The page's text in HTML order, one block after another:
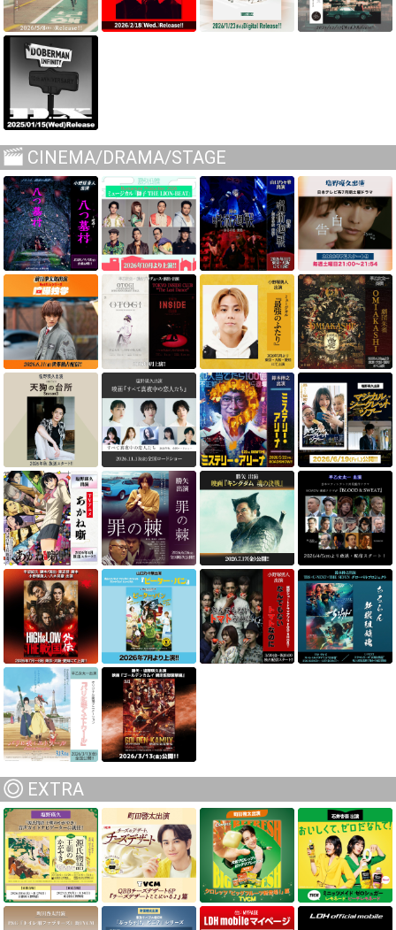
CINEMA/DRAMA/STAGE
EXTRA